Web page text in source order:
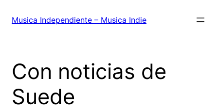
Musica Independiente – Musica Indie
Con noticias de
Suede